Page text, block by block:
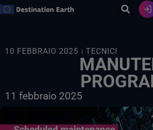
Vai
10 FEBBRAIO 2025 TECNICI
11 febbraio 2025